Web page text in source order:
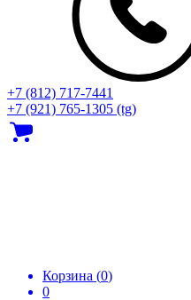
+7 (812) 717‑7441
+7 (921) 765-1305 (tg)
Корзина (0)
0